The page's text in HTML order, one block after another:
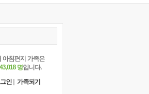
아침편지 가족은
명입니다.
인
가족되기